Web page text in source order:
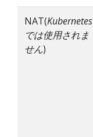
NAT(Kubernetes
では使用されま
せん)